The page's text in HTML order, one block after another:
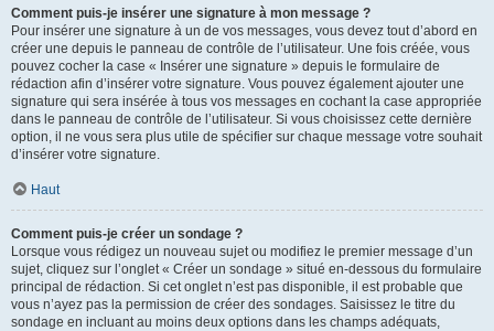
Comment puis-je insérer une signature à mon message ?
Pour insérer une signature à un de vos messages, vous devez tout d’abord en
créer une depuis le panneau de contrôle de l’utilisateur. Une fois créée, vous
pouvez cocher la case « Insérer une signature » depuis le formulaire de
rédaction afin d’insérer votre signature. Vous pouvez également ajouter une
signature qui sera insérée à tous vos messages en cochant la case appropriée
dans le panneau de contrôle de l’utilisateur. Si vous choisissez cette dernière
option, il ne vous sera plus utile de spécifier sur chaque message votre souhait
d’insérer votre signature.
Haut
Comment puis-je créer un sondage ?
Lorsque vous rédigez un nouveau sujet ou modifiez le premier message d’un
sujet, cliquez sur l’onglet « Créer un sondage » situé en-dessous du formulaire
principal de rédaction. Si cet onglet n’est pas disponible, il est probable que
vous n’ayez pas la permission de créer des sondages. Saisissez le titre du
sondage en incluant au moins deux options dans les champs adéquats,